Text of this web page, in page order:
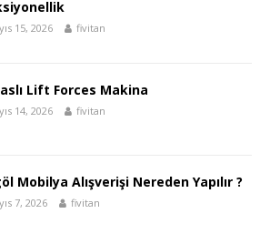
15, 2026 fivitan
Lift Forces Makina
14, 2026 fivitan
Mobilya Alışverişi Nereden Yapılır ?
7, 2026 fivitan